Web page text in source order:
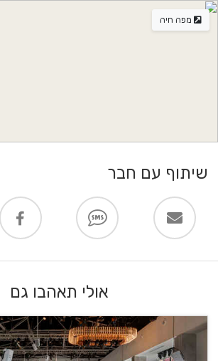
מפה חיה
שיתוף עם חבר
אולי תאהבו גם